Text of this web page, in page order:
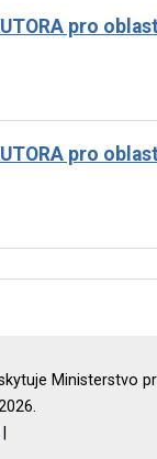
pro
pro
Ministerstvo